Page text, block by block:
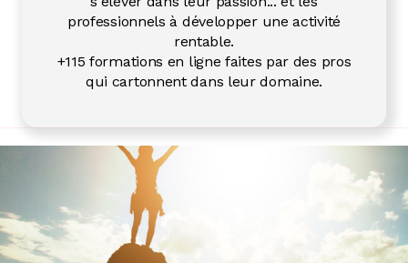
professionnels à développer une activité
rentable.
+115 formations en ligne faites par des pros
qui cartonnent dans leur domaine.